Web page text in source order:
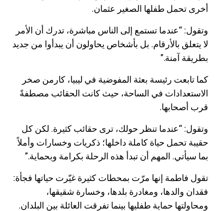
أخرى تحمل طفلها الصغير عثمان.
وتقول: “عندما تستمع إلى الناس مباشرة، تدرك أن الأمر
لا يتعلق بالأرقام. بل بأشخاص يحاولون أن يبدأوا من جديد
بطريقة آمنة.”
كما تابعت رئيسة بعثة المفوضية في ليبيا، كارمن صخر
الاستعدادات في الساحة، حيث كانت الحقائب مصطفةً
قرب أصحابها.
وتقول: “عندما تنظر حولك، ترى حقائب كثيرة. لكن كل
حقيبة تحمل حياة كاملة داخلها؛ ذكريات وخسارات وأملاً
بما سيأتي. المهم أن تبدأ هذه الرحلة بكرامة وبحماية.”
تقول فاطمة إنها مرّت بمحطات كثيرة غيّرت حياتها فجأة:
فقدان والدها، ومغادرة بلدها، وخسارة شقيقها،
ومحاولتها حماية طفليها بينما تفرقت العائلة بين البلدان.